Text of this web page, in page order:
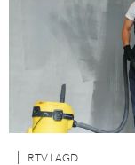
RTV I AGD